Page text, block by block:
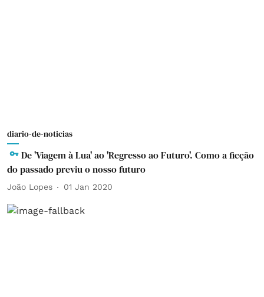
diario-de-noticias
De 'Viagem à Lua' ao 'Regresso ao Futuro'. Como a ficção
do passado previu o nosso futuro
João Lopes 01 Jan 2020